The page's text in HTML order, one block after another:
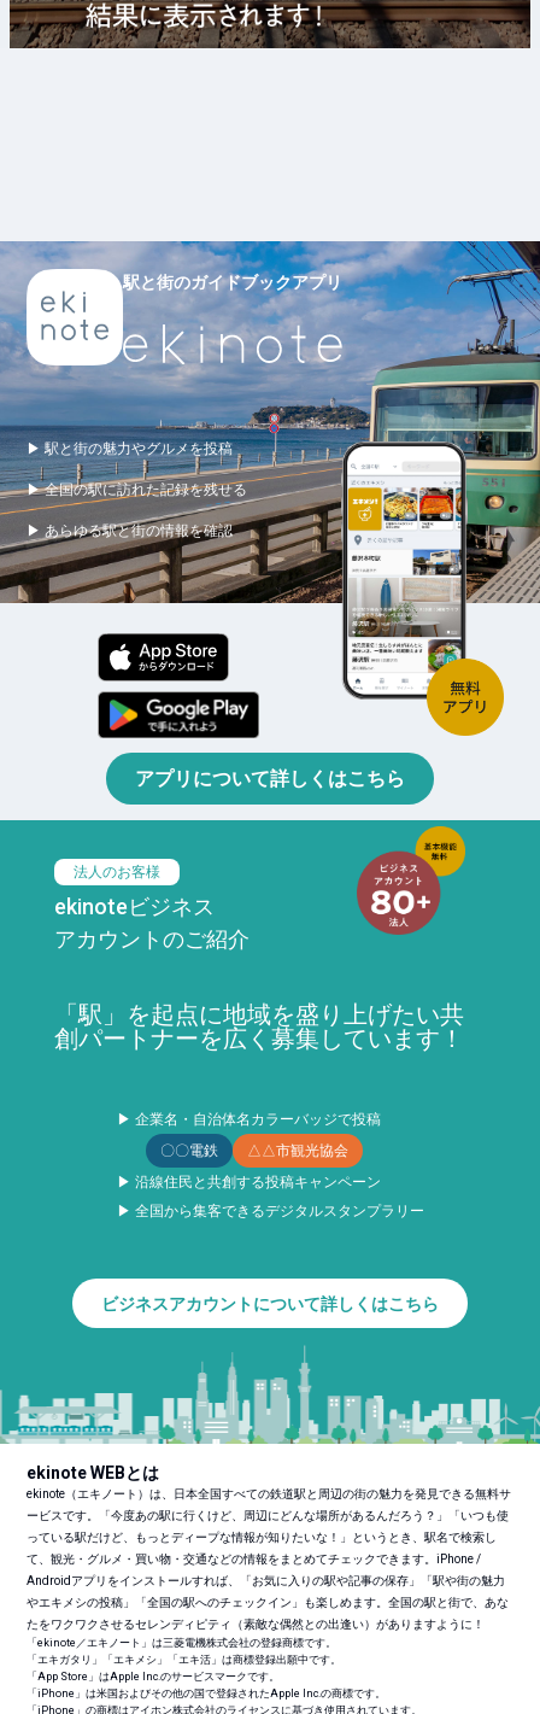
駅と街のガイドブックアプリ
▶ 駅と街の魅力やグルメを投稿
▶ 全国の駅に訪れた記録を残せる
▶ あらゆる駅と街の情報を確認
アプリについて詳しくはこちら
法人のお客様
ekinoteビジネス
アカウントのご紹介
「駅」を起点に地域を盛り上げたい共
創パートナーを広く募集しています！
▶ 企業名・自治体名カラーバッジで投稿
〇〇電鉄
△△市観光協会
▶ 沿線住民と共創する投稿キャンペーン
▶ 全国から集客できるデジタルスタンプラリー
ビジネスアカウントについて詳しくはこちら
ekinote WEBとは
ekinote（エキノート）は、日本全国すべての鉄道駅と周辺の街の魅力を発見できる無料サ
ービスです。「今度あの駅に行くけど、周辺にどんな場所があるんだろう？」「いつも使
っている駅だけど、もっとディープな情報が知りたいな！」というとき、駅名で検索し
て、観光・グルメ・買い物・交通などの情報をまとめてチェックできます。iPhone /
Androidアプリをインストールすれば、「お気に入りの駅や記事の保存」「駅や街の魅力
やエキメシの投稿」「全国の駅へのチェックイン」も楽しめます。全国の駅と街で、あな
たをワクワクさせるセレンディピティ（素敵な偶然との出逢い）がありますように！
「ekinote／エキノート」は三菱電機株式会社の登録商標です。
「エキガタリ」「エキメシ」「エキ活」は商標登録出願中です。
「App Store」はApple Inc.のサービスマークです。
「iPhone」は米国およびその他の国で登録されたApple Inc.の商標です。
「iPhone」の商標はアイホン株式会社のライセンスに基づき使用されています。